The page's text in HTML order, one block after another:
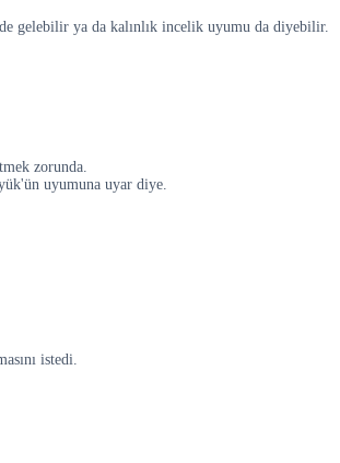
gelebilir ya da kalınlık incelik uyumu da diyebilir.
zorunda.
uyumuna uyar diye.
istedi.